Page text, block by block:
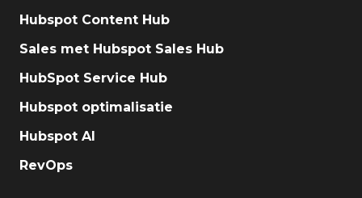
Hubspot Content Hub
Sales met Hubspot Sales Hub
HubSpot Service Hub
Hubspot optimalisatie
Hubspot AI
RevOps